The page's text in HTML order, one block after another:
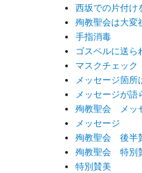
西坂での片付け
殉教聖会は大変
手指消毒
ゴスペルに送ら
マスクチェック
メッセージ箇所
メッセージが語
殉教聖会 メッ
メッセージ
殉教聖会 後半
殉教聖会 特
特別賛美